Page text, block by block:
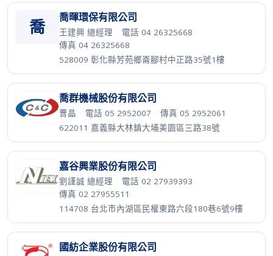
喬 喬暉環保有限公司
王建興 總經理 · 電話 04 26325668 ·
傳真 04 26325668
528009 彰化縣芳苑鄉崙腳村中正路35號1樓
喬群機械股份有限公司
曹晶 · 電話 05 2952007 · 傳真 05 2952061
622011 嘉義縣大林鎮大埔美園區三路38號
嘉谷興業股份有限公司
劉謹誠 總經理 · 電話 02 27939393 ·
傳真 02 27955511
114708 台北市內湖區民權東路六段180巷6號9樓
國紡企業股份有限公司